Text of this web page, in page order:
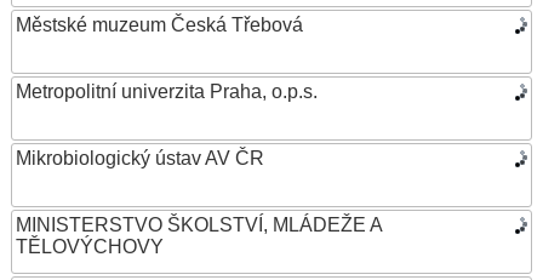
Městské muzeum Česká Třebová
Metropolitní univerzita Praha, o.p.s.
Mikrobiologický ústav AV ČR
MINISTERSTVO ŠKOLSTVÍ, MLÁDEŽE A
TĚLOVÝCHOVY